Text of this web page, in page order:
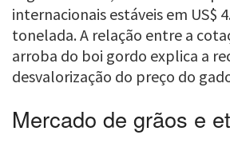
internacionais estáveis em US$
tonelada. A relação entre a
arroba do boi gordo explica a
desvalorização do preço do
Mercado de grãos e